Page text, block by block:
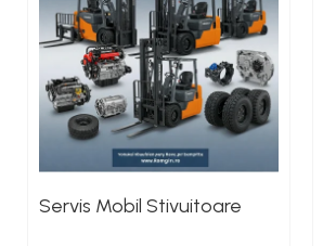
Sistem Franare
Cilindrii Frana
Frana de Mana
Piese Frane Stivuitor
Pistoane Frana
Placute de Frana
Servis Mobil Stivuitoare